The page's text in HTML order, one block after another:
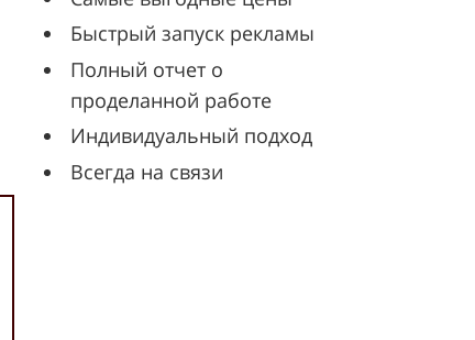
Быстрый запуск рекламы
Полный отчет о
проделанной работе
Индивидуальный подход
Всегда на связи